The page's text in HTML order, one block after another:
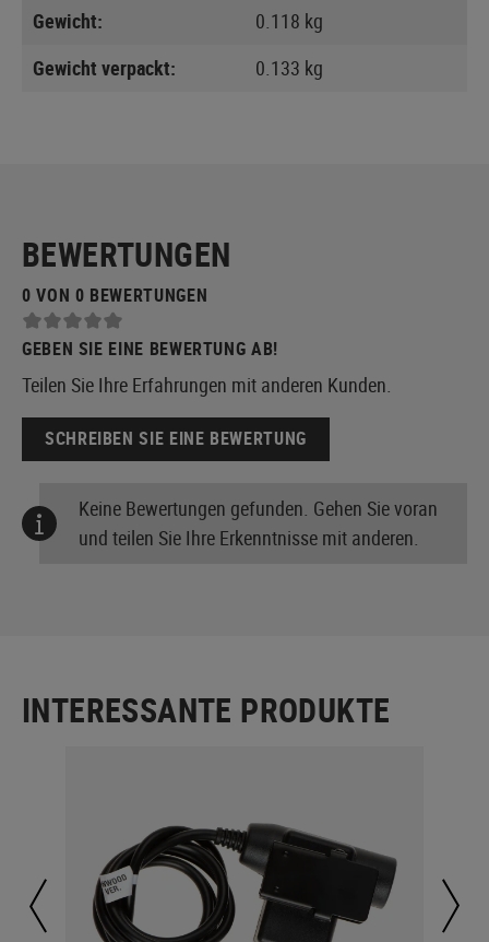
Gewicht:
0.118 kg
Gewicht verpackt:
0.133 kg
BEWERTUNGEN
0 VON 0 BEWERTUNGEN
GEBEN SIE EINE BEWERTUNG AB!
Teilen Sie Ihre Erfahrungen mit anderen Kunden.
SCHREIBEN SIE EINE BEWERTUNG
Keine Bewertungen gefunden. Gehen Sie voran
und teilen Sie Ihre Erkenntnisse mit anderen.
INTERESSANTE PRODUKTE